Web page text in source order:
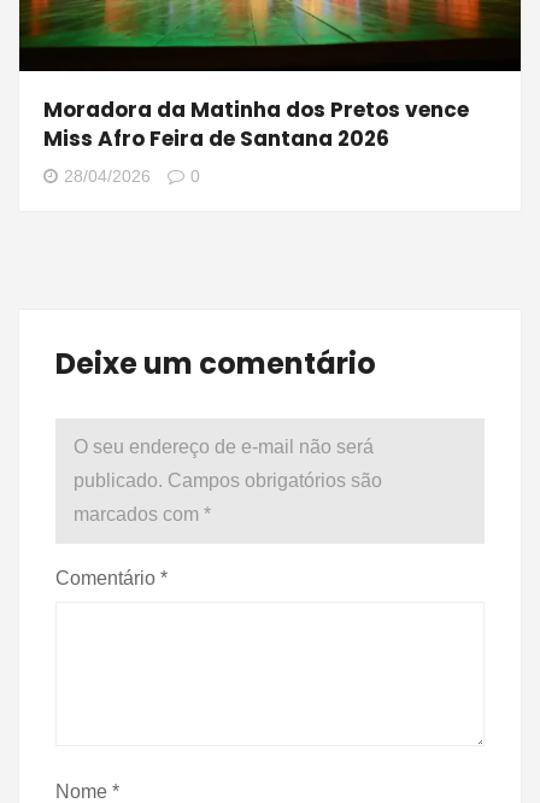
Moradora da Matinha dos Pretos vence
Miss Afro Feira de Santana 2026
28/04/2026 0
Deixe um comentário
O seu endereço de e-mail não será
publicado. Campos obrigatórios são
marcados com *
Comentário *
Nome *